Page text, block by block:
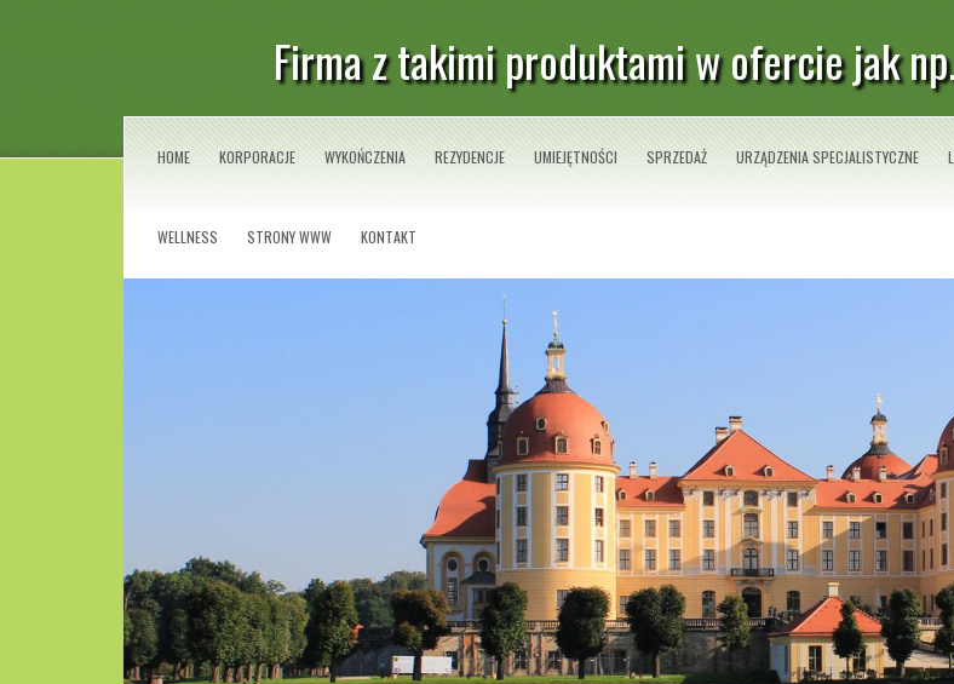
Firma z takimi produktami w ofercie jak
HOME KORPORACJE WYKOŃCZENIA REZYDENCJE UMIEJĘTNOŚCI SPRZEDAŻ URZĄDZENIA SPECJALISTYCZNE
WELLNESS STRONY WWW KONTAKT